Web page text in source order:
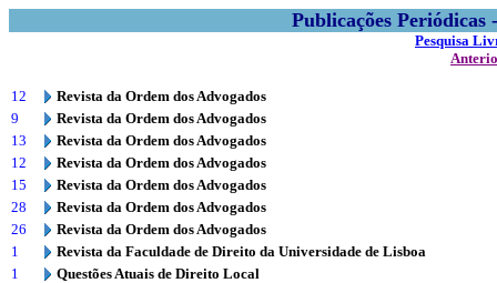
Publicações
Pesquisa
12
Revista da Ordem dos Advogados
9
Revista da Ordem dos Advogados
13
Revista da Ordem dos Advogados
12
Revista da Ordem dos Advogados
15
Revista da Ordem dos Advogados
28
Revista da Ordem dos Advogados
26
Revista da Ordem dos Advogados
1
Revista da Faculdade de Direito da Universidade de Lisboa
1
Questões Atuais de Direito Local